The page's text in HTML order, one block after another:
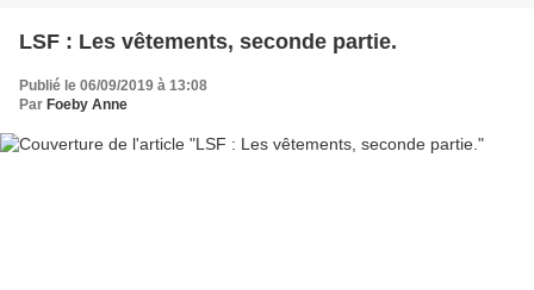
LSF : Les vêtements, seconde partie.
Publié le 06/09/2019 à 13:08
Par Foeby Anne